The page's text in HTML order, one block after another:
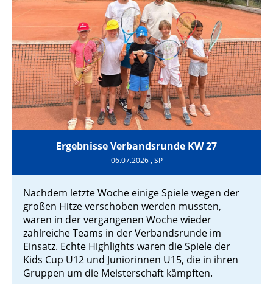
Ergebnisse Verbandsrunde KW 27
06.07.2026, SP
Nachdem letzte Woche einige Spiele wegen der
großen Hitze verschoben werden mussten,
waren in der vergangenen Woche wieder
zahlreiche Teams in der Verbandsrunde im
Einsatz. Echte Highlights waren die Spiele der
Kids Cup U12 und Juniorinnen U15, die in ihren
Gruppen um die Meisterschaft kämpften.